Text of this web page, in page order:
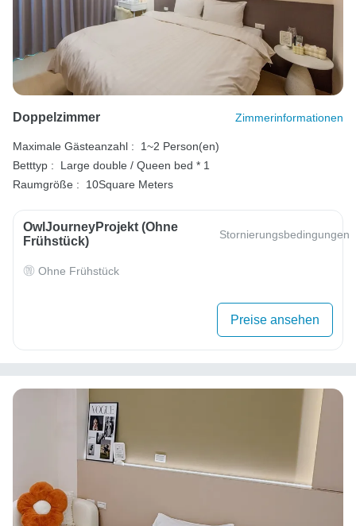
Doppelzimmer Zimmerinformationen
Maximale Gästeanzahl :
1~2 Person(en)
Betttyp :
Large double / Queen bed * 1
Raumgröße :
10Square Meters
OwlJourneyProjekt (ohne
Frühstück)
Stornierungsbedingungen
Ohne Frühstück
Preise ansehen